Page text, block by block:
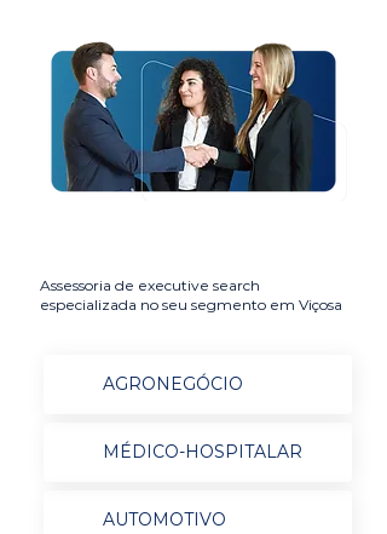
Assessoria de executive search
especializada no seu segmento em Viçosa
AGRONEGÓCIO
MÉDICO-HOSPITALAR
AUTOMOTIVO